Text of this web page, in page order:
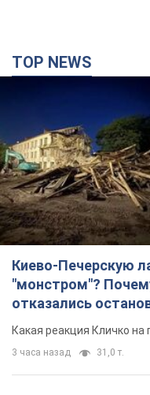
TOP NEWS
Киево-Печерскую
"монстром"?
отказались
небоскреба
Какая реакция Кличко
3 часа назад 31,0 т.